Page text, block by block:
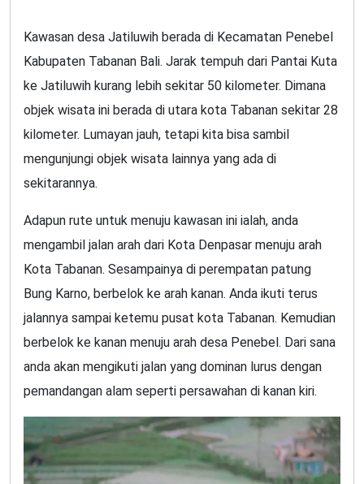
Kawasan desa Jatiluwih berada di Kecamatan Penebel
Kabupaten Tabanan Bali. Jarak tempuh dari Pantai Kuta
ke Jatiluwih kurang lebih sekitar 50 kilometer. Dimana
objek wisata ini berada di utara kota Tabanan sekitar 28
kilometer. Lumayan jauh, tetapi kita bisa sambil
mengunjungi objek wisata lainnya yang ada di
sekitarannya.
Adapun rute untuk menuju kawasan ini ialah, anda
mengambil jalan arah dari Kota Denpasar menuju arah
Kota Tabanan. Sesampainya di perempatan patung
Bung Karno, berbelok ke arah kanan. Anda ikuti terus
jalannya sampai ketemu pusat kota Tabanan. Kemudian
berbelok ke kanan menuju arah desa Penebel. Dari sana
anda akan mengikuti jalan yang dominan lurus dengan
pemandangan alam seperti persawahan di kanan kiri.